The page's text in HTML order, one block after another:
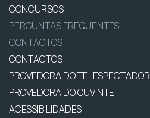
CONCURSOS
PERGUNTAS FREQUENTES
CONTACTOS
CONTACTOS
PROVEDORA DO TELESPECTADOR
PROVEDORA DO OUVINTE
ACESSIBILIDADES